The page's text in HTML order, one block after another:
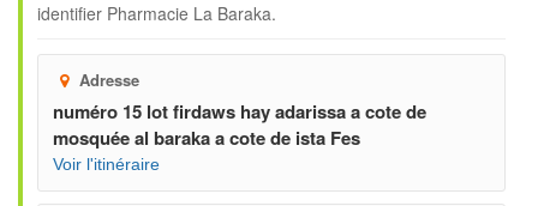
identifier Pharmacie La Baraka.
Adresse
numéro 15 lot firdaws hay adarissa a cote de
mosquée al baraka a cote de ista Fes
Voir l'itinéraire